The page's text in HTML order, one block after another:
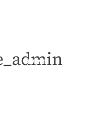
EVENTI